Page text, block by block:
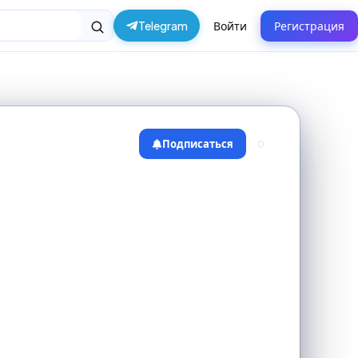
Telegram Войти Регистрация
Подписаться 0